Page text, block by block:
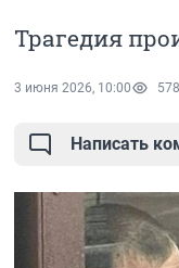
Трагедия
3 июня 2026, 10:00 578
Написать